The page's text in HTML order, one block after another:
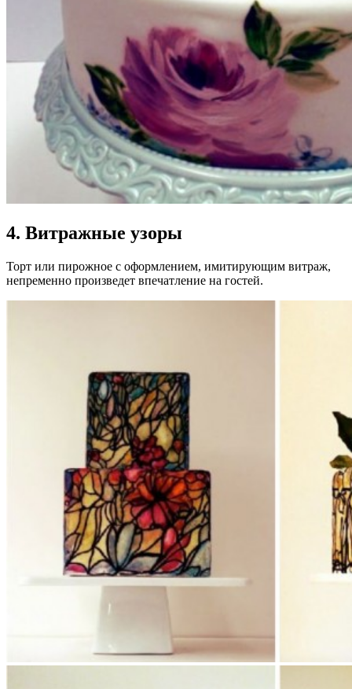
4. Витражные узоры
Торт или пирожное с оформлением, имитирующим витраж,
непременно произведет впечатление на гостей.